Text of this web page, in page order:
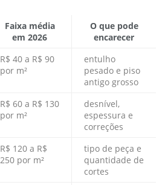
Faixa média
em 2026
O que pode
encarecer
R$ 40 a R$ 90
por m²
entulho
pesado e piso
antigo grosso
R$ 60 a R$ 130
por m²
desnível,
espessura e
correções
R$ 120 a R$
250 por m²
tipo de peça e
quantidade de
cortes